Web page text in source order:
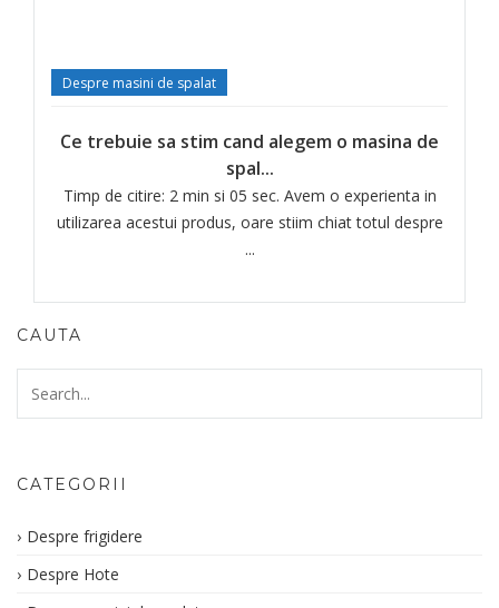
Despre masini de spalat
Ce trebuie sa stim cand alegem o masina de
spal...
Timp de citire: 2 min si 05 sec. Avem o experienta in
utilizarea acestui produs, oare stiim chiat totul despre
...
CAUTA
CATEGORII
Despre frigidere
Despre Hote